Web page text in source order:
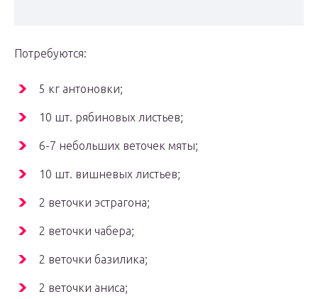
Потребуются:
5 кг антоновки;
10 шт. рябиновых листьев;
6-7 небольших веточек мяты;
10 шт. вишневых листьев;
2 веточки эстрагона;
2 веточки чабера;
2 веточки базилика;
2 веточки аниса;